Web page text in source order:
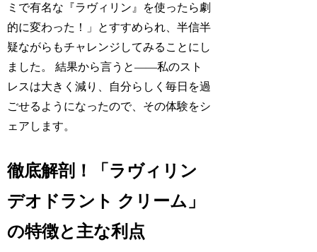
ミで有名な『ラヴィリン』を使ったら劇
的に変わった！」とすすめられ、半信半
疑ながらもチャレンジしてみることにし
ました。 結果から言うと——私のスト
レスは大きく減り、自分らしく毎日を過
ごせるようになったので、その体験をシ
ェアします。
徹底解剖！「ラヴィリン
デオドラント クリーム」
の特徴と主な利点